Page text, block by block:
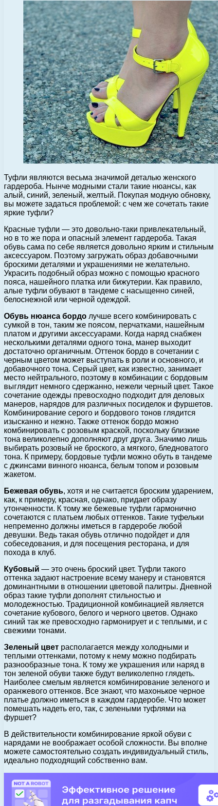
Туфли являются весьма значимой деталью женского
гардероба. Нынче модными стали такие нюансы, как
алый, синий, зеленый, желтый. Покупая модную обновку,
вы можете задаться проблемой: с чем же сочетать такие
яркие туфли?
Красные туфли — это довольно-таки привлекательный,
но в то же пора и опасный элемент гардероба. Такая
обувь сама по себе является довольно ярким и стильным
аксессуаром. Поэтому загружать образ добавочными
броскими деталями и украшениями не желательно.
Украсить подобный образ можно с помощью красного
пояса, нашейного платка или бижутерии. Как правило,
алые туфли обувают в тандеме с насыщенно синей,
белоснежной или черной одеждой.
Обувь нюанса бордо лучше всего комбинировать с
сумкой в тон, таким же поясом, перчатками, нашейным
платом и другими аксессуарами. Когда наряд снабжен
несколькими деталями одного тона, манер выходит
достаточно органичным. Оттенок бордо в сочетании с
черным цветом может выступать в роли и основного, и
добавочного тона. Серый цвет, как известно, занимает
место нейтрального, поэтому в комбинации с бордовым
выглядит немного сдержанно, нежели черный цвет. Такое
сочетание одежды превосходно подходит для деловых
манеров, нарядов для различных посиделок и фуршетов.
Комбинирование серого и бордового тонов глядится
изысканно и нежно. Также оттенок бордо можно
комбинировать с розовым краской, поскольку близкие
тона великолепно дополняют друг друга. Значимо лишь
выбирать розовый не броского, а мягкого, бледноватого
тона. К примеру, бордовые туфли можно обуть в тандеме
с джинсами винного нюанса, белым топом и розовым
жакетом.
Бежевая обувь, хотя и не считается броским ударением,
как, к примеру, красная, однако, придает образу
утонченности. К тому же бежевые туфли гармонично
сочетаются с платьем любых оттенков. Такие туфельки
непременно должны иметься в гардеробе любой
девушки. Ведь такая обувь отлично подойдет и для
собеседования, и для посещения ресторана, и для
похода в клуб.
Кубовый — это очень броский цвет. Туфли такого
оттенка задают настроение всему манеру и становятся
доминантными в отношении цветовой палитры. Дневной
образ такие туфли дополнят стильностью и
молодежностью. Традиционной комбинацией является
сочетание кубового, белого и черного цветов. Однако
синий так же превосходно гармонирует и с теплыми, и с
свежими тонами.
Зеленый цвет располагается между холодными и
теплыми оттенками, потому к нему можно подбирать
разнообразные тона. К тому же украшения или наряд в
тон зеленой обуви также будут великолепно глядеть.
Наиболее смелым является комбинирование зеленого и
оранжевого оттенков. Все знают, что махонькое черное
платье должно иметься в каждом гардеробе. Что может
помешать надеть его, так, с зелеными туфлями на
фуршет?
В действительности комбинирование яркой обуви с
нарядами не воображает особой сложности. Вы вполне
можете самостоятельно создать индивидуальный стиль,
идеально подходящий собственно вам.